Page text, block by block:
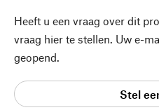
Heeft u een vraag over dit
vraag hier te stellen. Uw e-
geopend.
Stel